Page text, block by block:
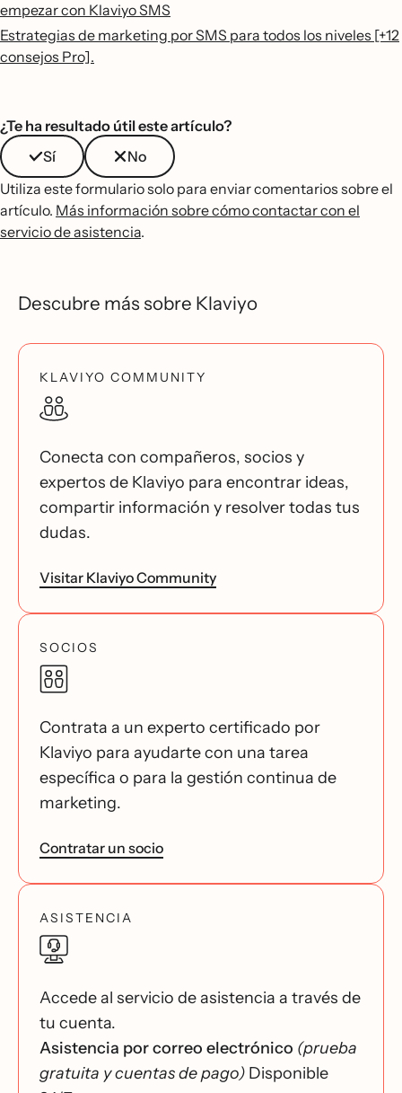
empezar con Klaviyo SMS
Estrategias de marketing por SMS para todos los niveles [+12
consejos Pro].
¿Te ha resultado útil este artículo?
Sí
No
Utiliza este formulario solo para enviar comentarios sobre el
artículo. Más información sobre cómo contactar con el
servicio de asistencia.
Descubre más sobre Klaviyo
KLAVIYO COMMUNITY
Conecta con compañeros, socios y
expertos de Klaviyo para encontrar ideas,
compartir información y resolver todas tus
dudas.
Visitar Klaviyo Community
SOCIOS
Contrata a un experto certificado por
Klaviyo para ayudarte con una tarea
específica o para la gestión continua de
marketing.
Contratar un socio
ASISTENCIA
Accede al servicio de asistencia a través de
tu cuenta.
Asistencia por correo electrónico (prueba
gratuita y cuentas de pago) Disponible